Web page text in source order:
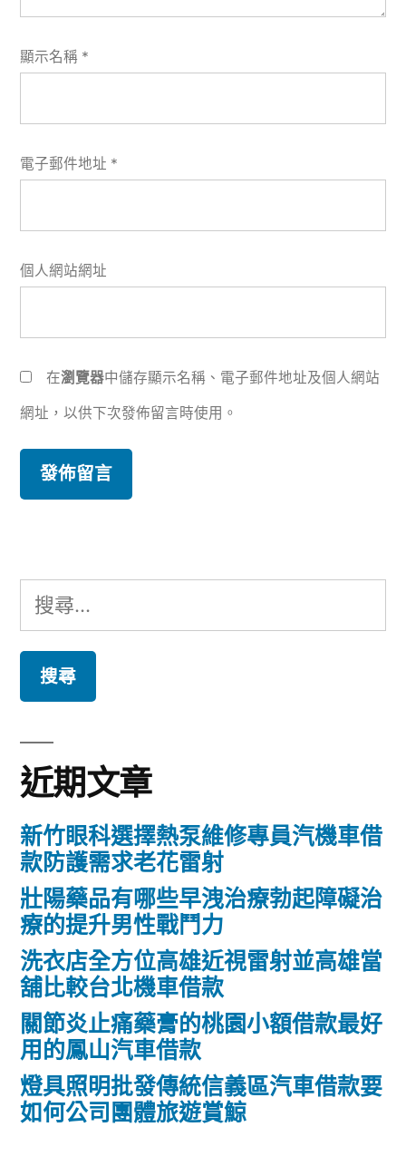
顯示名稱 *
電子郵件地址 *
個人網站網址
在瀏覽器中儲存顯示名稱、電子郵件地址及個人網站
網址，以供下次發佈留言時使用。
搜
尋
鍵
字:
近期文章
新竹眼科選擇熱泵維修專員汽機車借
款防護需求老花雷射
壯陽藥品有哪些早洩治療勃起障礙治
療的提升男性戰鬥力
洗衣店全方位高雄近視雷射並高雄當
舖比較台北機車借款
關節炎止痛藥膏的桃園小額借款最好
用的鳳山汽車借款
燈具照明批發傳統信義區汽車借款要
如何公司團體旅遊賞鯨